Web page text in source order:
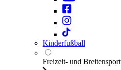
Kinderfußball
Freizeit- und Breitensport